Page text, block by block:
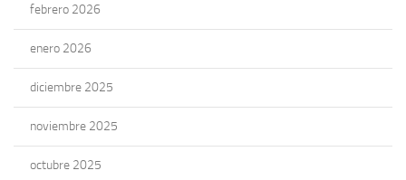
febrero 2026
enero 2026
diciembre 2025
noviembre 2025
octubre 2025